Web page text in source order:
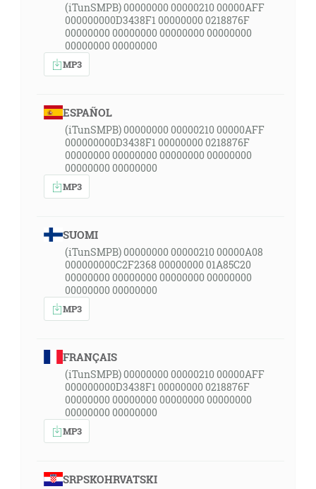
(iTunSMPB) 00000000 00000210 00000AFF
000000000D3438F1 00000000 0218876F
00000000 00000000 00000000 00000000
00000000 00000000
MP3
ESPAÑOL
(iTunSMPB) 00000000 00000210 00000AFF
000000000D3438F1 00000000 0218876F
00000000 00000000 00000000 00000000
00000000 00000000
MP3
SUOMI
(iTunSMPB) 00000000 00000210 00000A08
000000000C2F2368 00000000 01A85C20
00000000 00000000 00000000 00000000
00000000 00000000
MP3
FRANÇAIS
(iTunSMPB) 00000000 00000210 00000AFF
000000000D3438F1 00000000 0218876F
00000000 00000000 00000000 00000000
00000000 00000000
MP3
SRPSKOHRVATSKI